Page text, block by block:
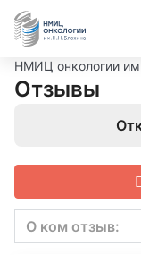
НМИЦ онкологии
Отзывы
О ком отзыв: